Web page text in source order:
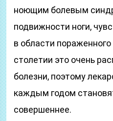
ноющим болевым
подвижности ноги,
в области
столетии это очень
болезни, поэтому
каждым годом
совершеннее.